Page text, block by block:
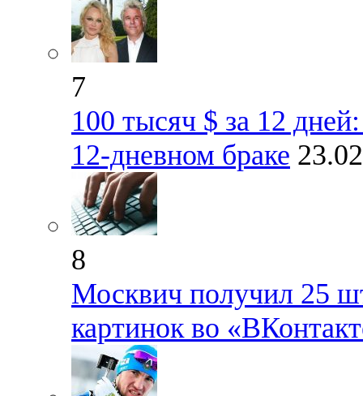
7
100 тысяч $ за 12
12-дневном браке
8
Москвич получил 25
картинок во